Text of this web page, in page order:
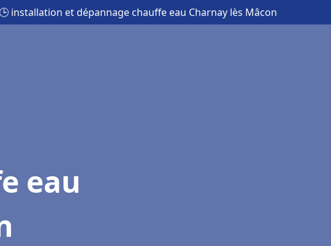
🕒 installation et dépannage chauffe eau Charnay lès Mâcon
eau